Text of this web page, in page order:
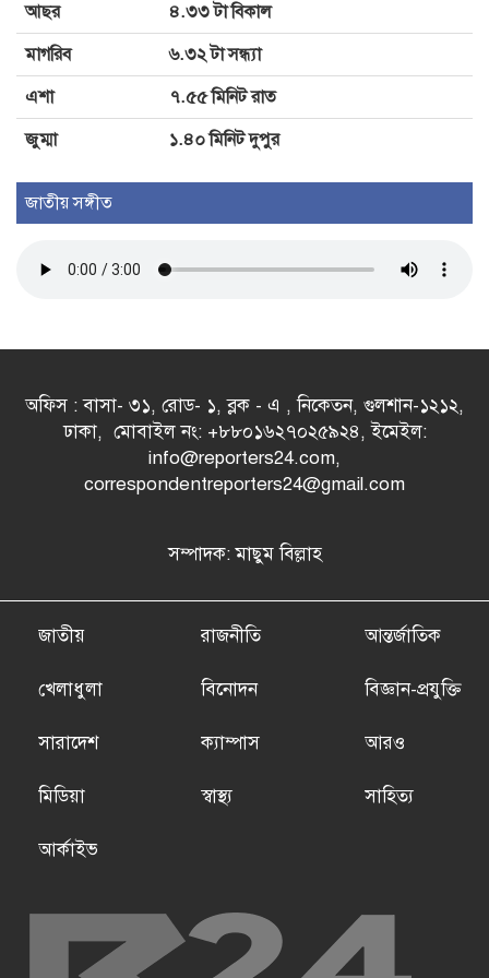
আছর
৪.৩৩ টা বিকাল
মাগরিব
৬.৩২ টা সন্ধ্যা
এশা
৭.৫৫ মিনিট রাত
জুম্মা
১.৪০ মিনিট দুপুর
জাতীয় সঙ্গীত
অফিস : বাসা- ৩১, রোড- ১, ব্লক - এ , নিকেতন, গুলশান-১২১২,
ঢাকা, মোবাইল নং: +৮৮০১৬২৭০২৫৯২৪, ইমেইল:
info@reporters24.com,
correspondentreporters24@gmail.com
সম্পাদক: মাছুম বিল্লাহ
জাতীয় রাজনীতি আন্তর্জাতিক
খেলাধুলা বিনোদন বিজ্ঞান-প্রযুক্তি
সারাদেশ ক্যাম্পাস আরও
মিডিয়া স্বাস্থ্য সাহিত্য
আর্কাইভ